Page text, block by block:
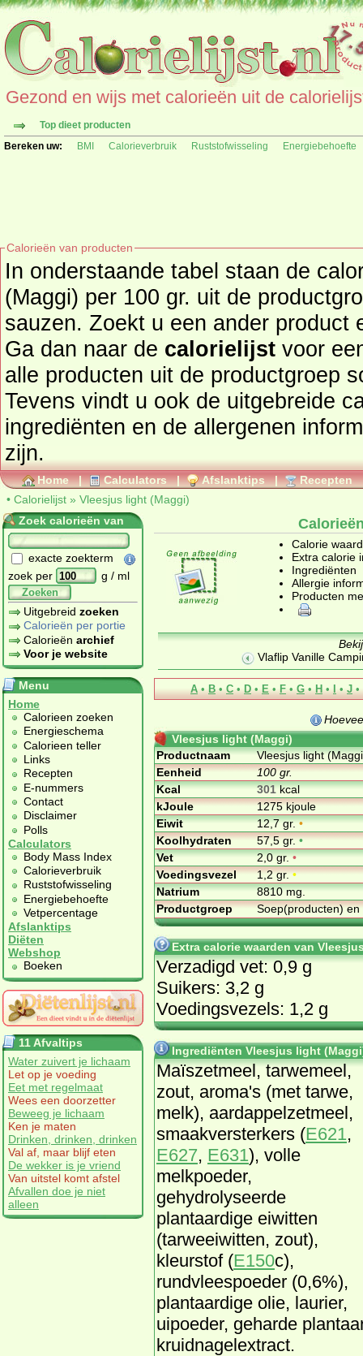
Gezond en wijs met calorieën uit de
Top dieet producten
Bereken uw:
BMI Calorieverbruik Ruststofwisseling Energiebehoefte
Calorieën van producten
In onderstaande tabel staan de
(Maggi) per 100 gr. uit de
sauzen. Zoekt u een ander product en de calorieën daarvan?
Ga dan naar de calorielijst voor een
alle producten uit de productgroep
Tevens vindt u ook de uitgebreide
ingrediënten en de allergenen
zijn.
Home | Calculators | Afslanktips | Recepten
• Calorielijst » Vleesjus light (Maggi)
Zoek calorieën van
exacte zoekterm
zoek per
g / ml
Zoeken
Uitgebreid zoeken
Calorieën per portie
Calorieën archief
Voor je website
Menu
Home
Calorieen zoeken
Energieschema
Calorieen teller
Links
Recepten
E-nummers
Contact
Disclaimer
Polls
Calculators
Body Mass Index
Calorieverbruik
Ruststofwisseling
Energiebehoefte
Vetpercentage
Afslanktips
Diëten
Webshop
Boeken
11 Afvaltips
Water zuivert je lichaam
Let op je voeding
Eet met regelmaat
Wees een doorzetter
Beweeg je lichaam
Ken je maten
Drinken, drinken, drinken
Val af, maar blijf eten
De wekker is je vriend
Van uitstel komt afstel
Afvallen doe je niet
alleen
Calorie
Extra calorie
Ingrediënten
Allergie
Producten
Vlaflip Vanille
A • B • C • D • E • F • G • H • I • J •
Vleesjus light (Maggi)
Productnaam
Vleesjus light
Eenheid
100 gr.
Kcal
301kcal
kJoule
1275 kjoule
Eiwit
12,7 gr.•
Koolhydraten
57,5 gr.•
Vet
2,0 gr.•
Voedingsvezel
1,2 gr.•
Natrium
8810 mg.
Productgroep
Soep(producten)
Extra calorie waarden van
Verzadigd vet: 0,9 g
Suikers: 3,2 g
Voedingsvezels: 1,2 g
Ingrediënten Vleesjus light
Maïszetmeel, tarwemeel,
zout, aroma's (met tarwe,
melk), aardappelzetmeel,
smaakversterkers (E621,
E627, E631), volle
melkpoeder,
gehydrolyseerde
plantaardige eiwitten
(tarweeiwitten, zout),
kleurstof (E150c),
rundvleespoeder (0,6%),
plantaardige olie, laurier,
uipoeder, geharde
kruidnagelextract.